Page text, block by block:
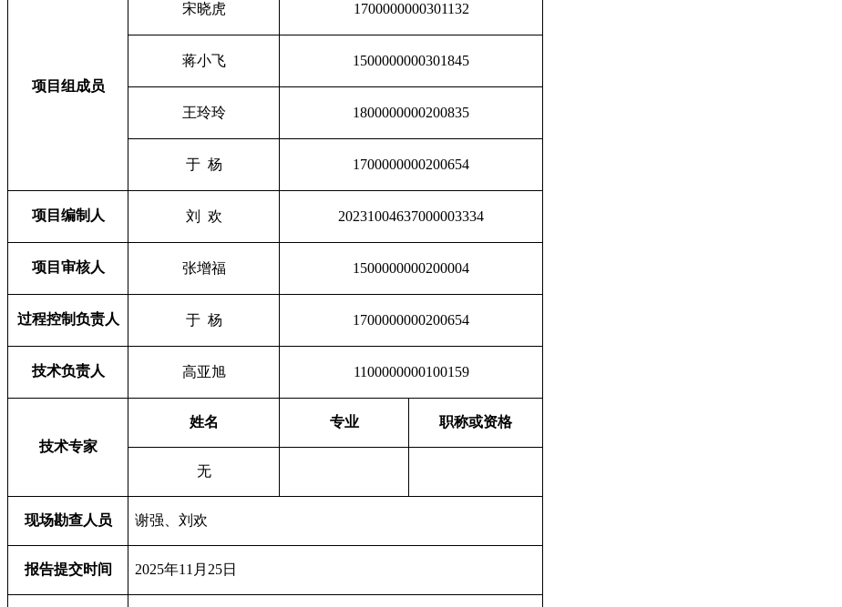
项目组成员
宋晓虎 1700000000301132
蒋小飞 1500000000301845
王玲玲 1800000000200835
于 杨 1700000000200654
项目编制人 刘 欢 20231004637000003334
项目审核人 张增福 1500000000200004
过程控制负责人 于 杨 1700000000200654
技术负责人 高亚旭 1100000000100159
技术专家
姓名 专业 职称或资格
无
现场勘查人员 谢强、刘欢
报告提交时间 2025年11月25日